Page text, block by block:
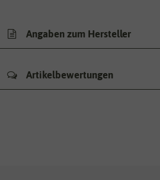
Angaben zum Hersteller
Artikelbewertungen